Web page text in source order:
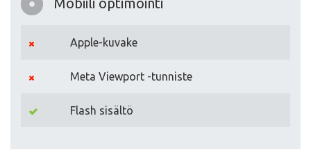
Mobiili optimointi
Apple-kuvake
Meta Viewport -tunniste
Flash sisältö